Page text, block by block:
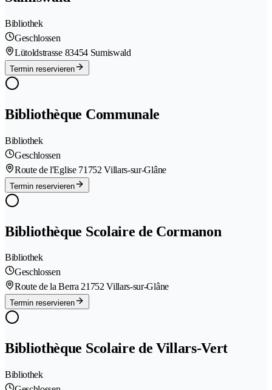
Bibliothek
Geschlossen
Lütoldstrasse 83454 Sumiswald
Termin reservieren
Bibliothèque Communale
Bibliothek
Geschlossen
Route de l'Eglise 71752 Villars-sur-Glâne
Termin reservieren
Bibliothèque Scolaire de Cormanon
Bibliothek
Geschlossen
Route de la Berra 21752 Villars-sur-Glâne
Termin reservieren
Bibliothèque Scolaire de Villars-Vert
Bibliothek